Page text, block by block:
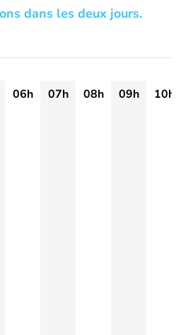
dans les deux jours.
06h 07h 08h 09h
10h